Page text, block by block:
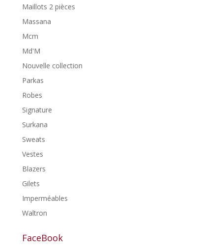
Maillots 2 pièces
Massana
Mcm
Md'M
Nouvelle collection
Parkas
Robes
Signature
Surkana
Sweats
Vestes
Blazers
Gilets
Imperméables
Waltron
FaceBook